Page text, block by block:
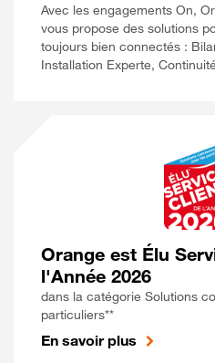
Avec les engagements On,
vous propose des solutions
toujours bien connectés :
Installation Experte,
Orange est Élu
l'Année 2026
dans la catégorie Solutions
particuliers**
En savoir plus